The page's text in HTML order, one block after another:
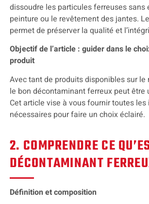
dissoudre les particules ferreuses sans
peinture ou le revêtement des jantes.
permet de préserver la qualité et
Objectif de l’article : guider dans le
produit
Avec tant de produits disponibles sur le
le bon décontaminant ferreux peut être
Cet article vise à vous fournir toutes
nécessaires pour faire un choix éclairé.
2. COMPRENDRE CE
DÉCONTAMINANT
Définition et composition